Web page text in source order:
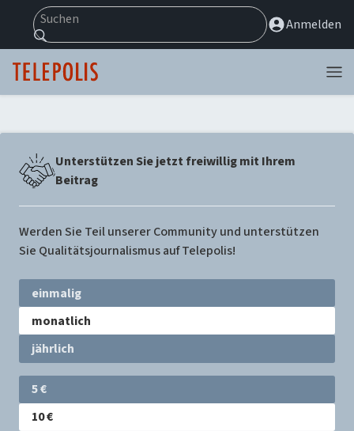
Suchen
Anmelden
Menü
Unterstützen Sie jetzt freiwillig mit Ihrem
Beitrag
Werden Sie Teil unserer Community und unterstützen
Sie Qualitätsjournalismus auf Telepolis!
Zyklus
wählen
einmalig
monatlich
jährlich
Betrag
wählen
5 €
10 €